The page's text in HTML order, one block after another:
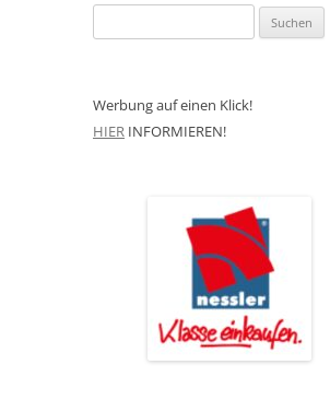
nach:
Werbung auf einen Klick!
HIER INFORMIEREN!